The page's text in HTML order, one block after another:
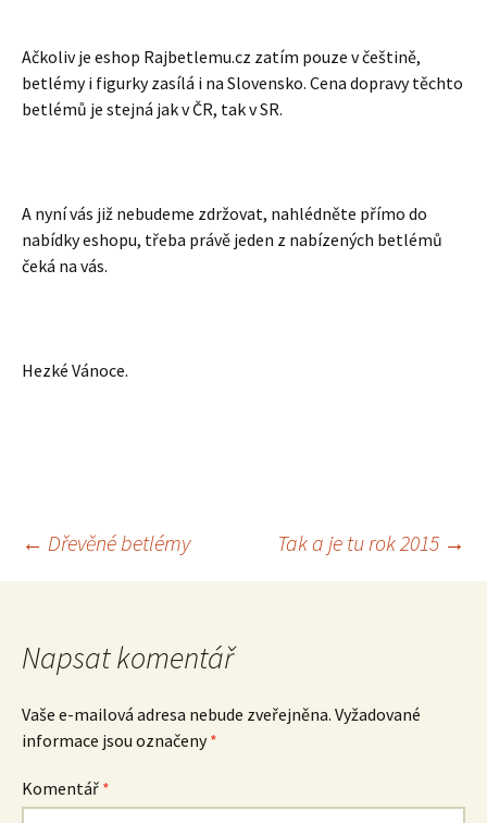
Ačkoliv je eshop Rajbetlemu.cz zatím pouze v češtině,
betlémy i figurky zasílá i na Slovensko. Cena dopravy těchto
betlémů je stejná jak v ČR, tak v SR.
A nyní vás již nebudeme zdržovat, nahlédněte přímo do
nabídky eshopu, třeba právě jeden z nabízených betlémů
čeká na vás.
Hezké Vánoce.
Navigace
pro
příspěvek
← Dřevěné betlémy Tak a je tu rok 2015 →
Napsat komentář
Vaše e-mailová adresa nebude zveřejněna. Vyžadované
informace jsou označeny*
Komentář *